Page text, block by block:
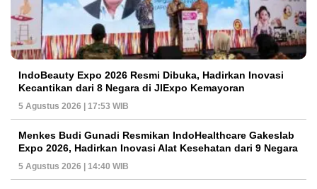
IndoBeauty Expo 2026 Resmi Dibuka, Hadirkan Inovasi
Kecantikan dari 8 Negara di JIExpo Kemayoran
5 Agustus 2026 | 17:53 WIB
Menkes Budi Gunadi Resmikan IndoHealthcare Gakeslab
Expo 2026, Hadirkan Inovasi Alat Kesehatan dari 9 Negara
5 Agustus 2026 | 14:40 WIB